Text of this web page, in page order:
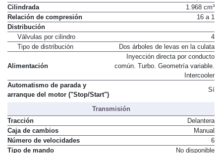
Carrera
95,5 mm
Cilindrada
1.968 cm³
Relación de compresión
Distribución
Válvulas por cilindro
4
Dos árboles de levas en la culata
Inyección directa por conducto
común. Turbo. Geometría variable.
Automatismo de parada y
Transmisión
Tracción
Delantera
Caja de cambios
Manual
Número de velocidades
6